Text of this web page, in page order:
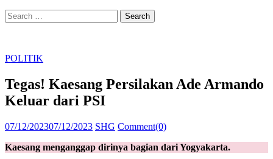
Search
for:
POLITIK
Tegas! Kaesang Persilakan Ade Armando
Keluar dari PSI
Posted
07/12/202307/12/2023 Author
SHG Comment(0)
Kaesang menganggap dirinya bagian dari Yogyakarta.